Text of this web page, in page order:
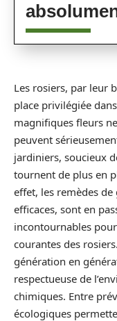
Les rosiers, par leur
place privilégiée
magnifiques fleurs
peuvent
jardiniers, soucieux
tournent de plus en
effet, les remèdes
efficaces, sont en
incontournables
courantes des
génération en
respectueuse de
chimiques. Entre
écologiques